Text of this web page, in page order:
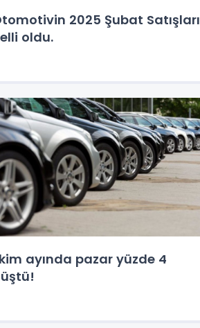
2025 Şubat Satışları
oldu.
ayında pazar yüzde 4